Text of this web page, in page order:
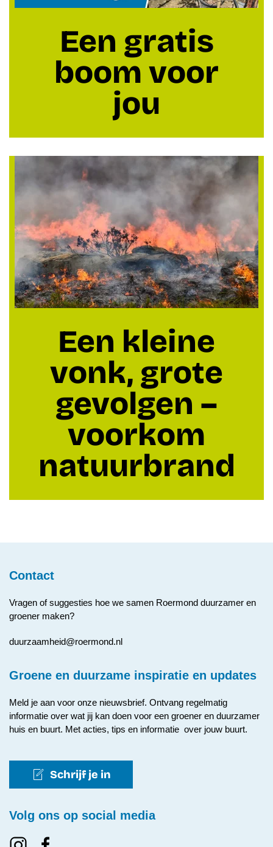
Een gratis
boom voor
jou
Een kleine
vonk, grote
gevolgen –
voorkom
natuurbrand
Contact
Vragen of suggesties hoe we samen Roermond duurzamer en
groener maken?
duurzaamheid@roermond.nl
Groene en duurzame inspiratie en updates
Meld je aan voor onze nieuwsbrief. Ontvang regelmatig
informatie over wat jij kan doen voor een groener en duurzamer
huis en buurt. Met acties, tips en informatie over jouw buurt.
Schrijf je in
Volg ons op social media